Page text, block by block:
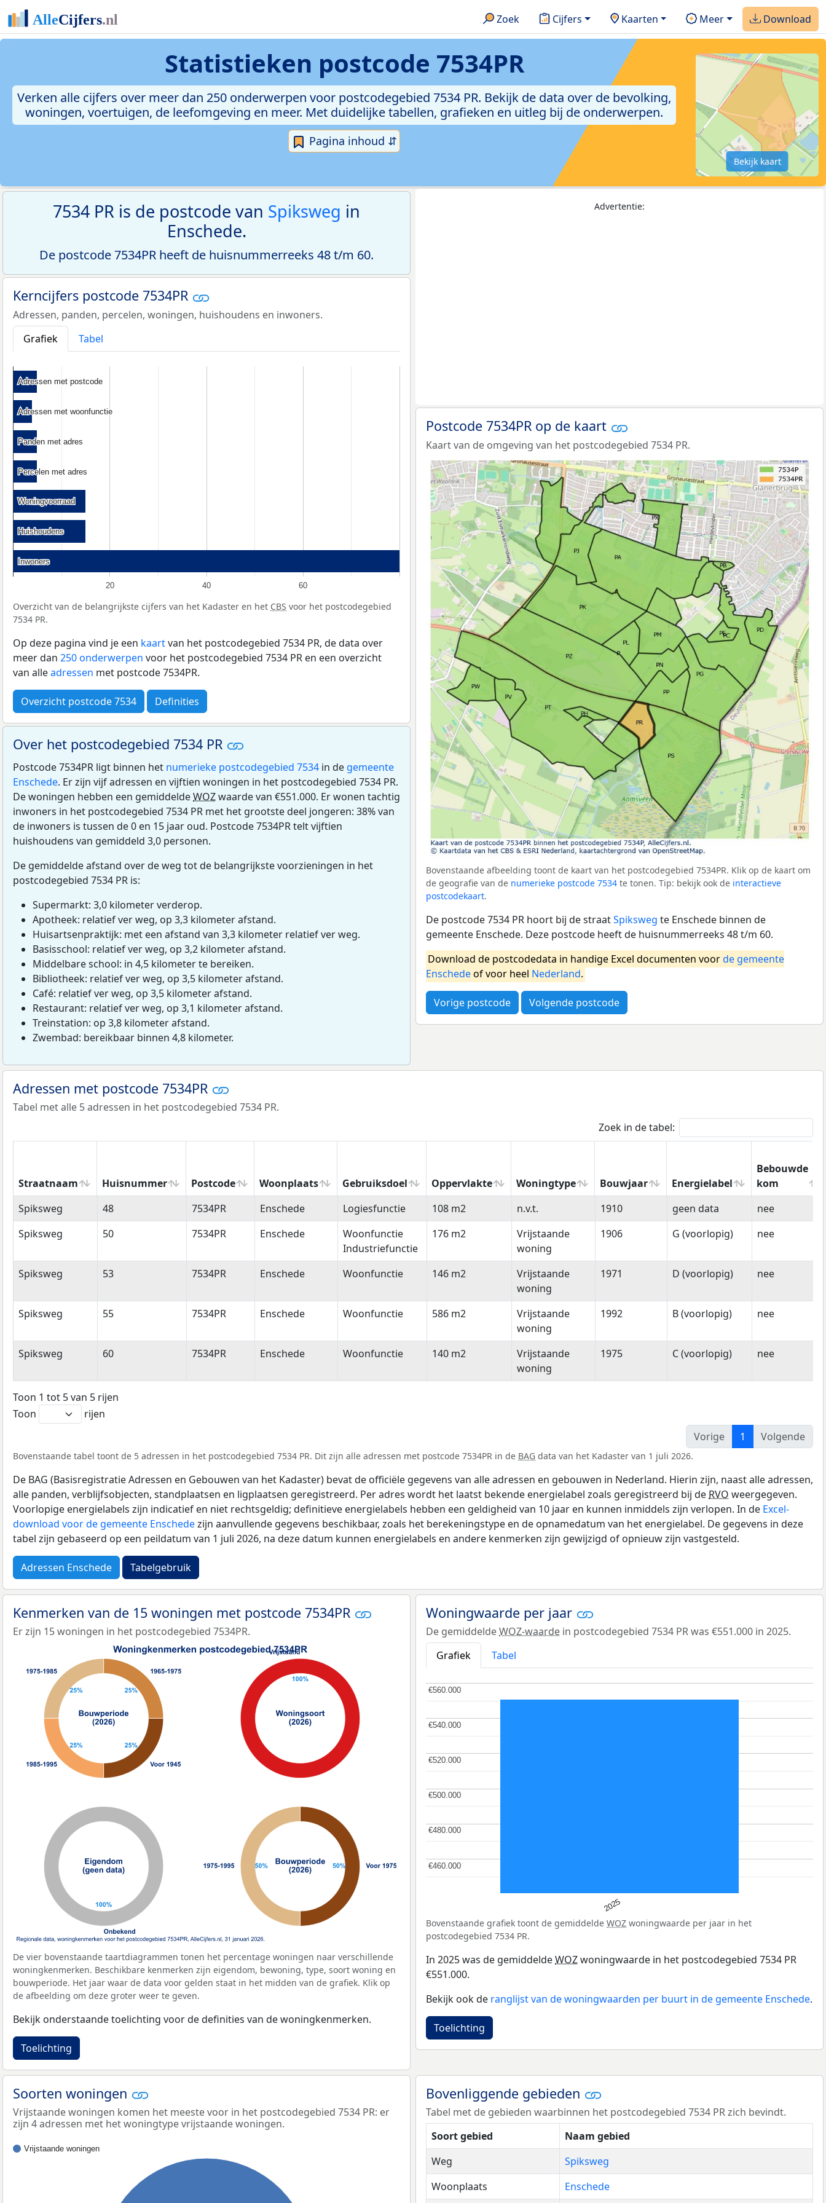
Zoek Cijfers Kaarten Meer Download
Statistieken postcode 7534PR
Verken alle cijfers over meer dan 250 onderwerpen voor postcodegebied 7534 PR. Bekijk de data over de bevolking,
woningen, voertuigen, de leefomgeving en meer. Met duidelijke tabellen, grafieken en uitleg bij de onderwerpen.
Pagina inhoud ⇵
Bekijk kaart
7534 PR is de postcode van Spiksweg in
Enschede.
De postcode 7534PR heeft de huisnummerreeks 48 t/m 60.
Kerncijfers postcode 7534PR
Adressen, panden, percelen, woningen, huishoudens en inwoners.
Grafiek
Tabel
20 40 60
Adressen met postcode
Adressen met postcode
Adressen met woonfunctie
Adressen met woonfunctie
Panden met adres
Panden met adres
Percelen met adres
Percelen met adres
Woningvoorraad
Woningvoorraad
Huishoudens
Huishoudens
Inwoners
Inwoners
Overzicht van de belangrijkste cijfers van het Kadaster en het CBS voor het postcodegebied
7534 PR.
Op deze pagina vind je een kaartvan het postcodegebied 7534 PR, de data over
meer dan 250 onderwerpen voor het postcodegebied 7534 PR en een overzicht
van alleadressen met postcode 7534PR.
Overzicht postcode 7534 Definities
Over het postcodegebied 7534 PR
Postcode 7534PR ligt binnen het numerieke postcodegebied 7534 in de gemeente
Enschede. Er zijn vijf adressen en vijftien woningen in het postcodegebied 7534 PR.
De woningen hebben een gemiddeldeWOZwaarde van €551.000. Er wonen tachtig
inwoners in het postcodegebied 7534 PR met het grootste deel jongeren: 38% van
de inwoners is tussen de 0 en 15 jaar oud. Postcode 7534PR telt vijftien
huishoudens van gemiddeld 3,0 personen.
De gemiddelde afstand over de weg tot de belangrijkste voorzieningen in het
postcodegebied 7534 PR is:
Supermarkt: 3,0 kilometer verderop.
Apotheek: relatief ver weg, op 3,3 kilometer afstand.
Huisartsenpraktijk: met een afstand van 3,3 kilometer relatief ver weg.
Basisschool: relatief ver weg, op 3,2 kilometer afstand.
Middelbare school: in 4,5 kilometer te bereiken.
Bibliotheek: relatief ver weg, op 3,5 kilometer afstand.
Café: relatief ver weg, op 3,5 kilometer afstand.
Restaurant: relatief ver weg, op 3,1 kilometer afstand.
Treinstation: op 3,8 kilometer afstand.
Zwembad: bereikbaar binnen 4,8 kilometer.
Advertentie:
Postcode 7534PR op de kaart
Kaart van de omgeving van het postcodegebied 7534 PR.
Bovenstaande afbeelding toont de kaart van het postcodegebied 7534PR. Klik op de kaart om
de geografie van de numerieke postcode 7534 te tonen. Tip: bekijk ook de interactieve
postcodekaart.
De postcode 7534 PR hoort bij de straatSpiksweg te Enschede binnen de
gemeente Enschede. Deze postcode heeft de huisnummerreeks 48 t/m 60.
Download de postcodedata in handige Excel documenten voorde gemeente
Enschedeof voor heel Nederland.
Vorige postcode Volgende postcode
Adressen met postcode 7534PR
Tabel met alle 5 adressen in het postcodegebied 7534 PR.
Zoek in de tabel:
Straatnaam Huisnummer Postcode Woonplaats Gebruiksdoel Oppervlakte Woningtype Bouwjaar Energielabel
Bebouwde
kom
Straatnaam
Huisnummer Postcode Woonplaats Gebruiksdoel Oppervlakte Woningtype Bouwjaar Energielabel
Bebouwde
kom
Spiksweg 48 7534PR Enschede Logiesfunctie 108 m2 n.v.t. 1910 geen data
nee
Spiksweg
50 7534PR Enschede
Woonfunctie
Industriefunctie
176 m2
Vrijstaande
woning
1906 G (voorlopig) nee
Spiksweg 53 7534PR Enschede Woonfunctie 146 m2
Vrijstaande
woning
1971 D (voorlopig) nee
Spiksweg 55 7534PR Enschede Woonfunctie 586 m2
Vrijstaande
woning
1992 B (voorlopig) nee
Spiksweg 60 7534PR Enschede Woonfunctie 140 m2
Vrijstaande
woning
1975 C (voorlopig) nee
Toon 1 tot 5 van 5 rijen
Toon
rijen
Vorige
1 Volgende
Bovenstaande tabel toont de 5 adressen in het postcodegebied 7534 PR. Dit zijn alle adressen met postcode 7534PR in de BAG data van het Kadaster van 1 juli 2026.
De BAG (Basisregistratie Adressen en Gebouwen van het Kadaster) bevat de officiële gegevens van alle adressen en gebouwen in Nederland. Hierin zijn, naast alle adressen,
alle panden, verblijfsobjecten, standplaatsen en ligplaatsen geregistreerd. Per adres wordt het laatst bekende energielabel zoals geregistreerd bij de RVO weergegeven.
Voorlopige energielabels zijn indicatief en niet rechtsgeldig; definitieve energielabels hebben een geldigheid van 10 jaar en kunnen inmiddels zijn verlopen. In de Excel-
download voor de gemeente Enschedezijn aanvullende gegevens beschikbaar, zoals het berekeningstype en de opnamedatum van het energielabel. De gegevens in deze
tabel zijn gebaseerd op een peildatum van 1 juli 2026, na deze datum kunnen energielabels en andere kenmerken zijn gewijzigd of opnieuw zijn vastgesteld.
Adressen Enschede Tabelgebruik
Kenmerken van de 15 woningen met postcode 7534PR
Er zijn 15 woningen in het postcodegebied 7534PR.
De vier bovenstaande taartdiagrammen tonen het percentage woningen naar verschillende
woningkenmerken. Beschikbare kenmerken zijn eigendom, bewoning, type, soort woning en
bouwperiode. Het jaar waar de data voor gelden staat in het midden van de grafiek. Klik op
de afbeelding om deze groter weer te geven.
Bekijk onderstaande toelichting voor de definities van de woningkenmerken.
Toelichting
Woningwaarde per jaar
De gemiddeldeWOZ-waarde in postcodegebied 7534 PR was €551.000 in 2025.
Grafiek
Tabel
2025
€460.000
€460.000
€480.000
€480.000
€500.000
€500.000
€520.000
€520.000
€540.000
€540.000
€560.000
€560.000
Bovenstaande grafiek toont de gemiddelde WOZ woningwaarde per jaar in het
postcodegebied 7534 PR.
In 2025 was de gemiddeldeWOZwoningwaarde in het postcodegebied 7534 PR
€551.000.
Bekijk ook de ranglijst van de woningwaarden per buurt in de gemeente Enschede.
Toelichting
Soorten woningen
Vrijstaande woningen komen het meeste voor in het postcodegebied 7534 PR: er
zijn 4 adressen met het woningtype vrijstaande woningen.
Vrijstaande woningen
Bovenliggende gebieden
Tabel met de gebieden waarbinnen het postcodegebied 7534 PR zich bevindt.
Soort gebied
Naam gebied
Weg
Spiksweg
Woonplaats
Enschede